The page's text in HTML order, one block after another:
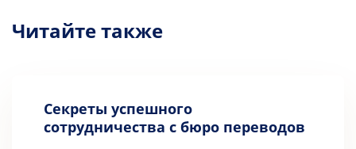
Читайте также
Секреты успешного
сотрудничества с бюро переводов